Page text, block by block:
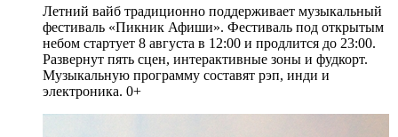
Летний вайб традиционно поддерживает музыкальный
фестиваль «Пикник Афиши». Фестиваль под открытым
небом стартует 8 августа в 12:00 и продлится до 23:00.
Развернут пять сцен, интерактивные зоны и фудкорт.
Музыкальную программу составят рэп, инди и
электроника. 0+